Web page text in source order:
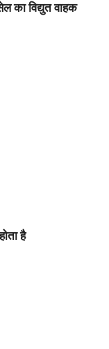
का विद्युत वाहक
है